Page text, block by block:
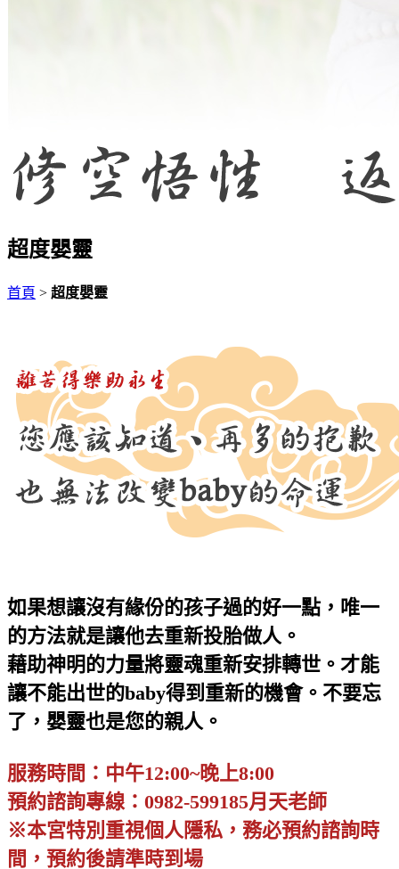
超度嬰靈
首頁 > 超度嬰靈
如果想讓沒有緣份的孩子過的好一點，唯一
的方法就是讓他去重新投胎做人。
藉助神明的力量將靈魂重新安排轉世。才能
讓不能出世的baby得到重新的機會。不要忘
了，嬰靈也是您的親人。
服務時間：中午12:00~晚上8:00
預約諮詢專線：0982-599185月天老師
※本宮特別重視個人隱私，務必預約諮詢時
間，預約後請準時到場